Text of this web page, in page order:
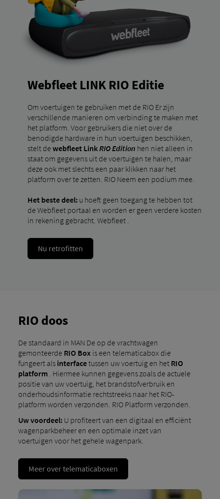
Webfleet LINK RIO Editie
Om voertuigen te gebruiken met de RIO Er zijn
verschillende manieren om verbinding te maken met
het platform. Voor gebruikers die niet over de
benodigde hardware in hun voertuigen beschikken,
stelt de webfleet Link RIO Edition hen niet alleen in
staat om gegevens uit de voertuigen te halen, maar
deze ook met slechts een paar klikken naar het
platform over te zetten. RIO Neem een ​​podium mee.
Het beste deel:u hoeft geen toegang te hebben tot
de Webfleet portaal en worden er geen verdere kosten
in rekening gebracht. Webfleet .
Nu retrofitten
RIO doos
De standaard in MAN De op de vrachtwagen
gemonteerde RIO Box is een telematicabox die
fungeert als interfacetussen uw voertuig en het RIO
platform. Hiermee kunnen gegevens zoals de actuele
positie van uw voertuig, het brandstofverbruik en
onderhoudsinformatie rechtstreeks naar het RIO-
platform worden verzonden. RIO Platform verzonden.
Uw voordeel:U profiteert van een digitaal en efficiënt
wagenparkbeheer en een optimale inzet van
voertuigen voor het gehele wagenpark.
Meer over telematicaboxen